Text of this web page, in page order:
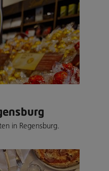
in Regensburg.